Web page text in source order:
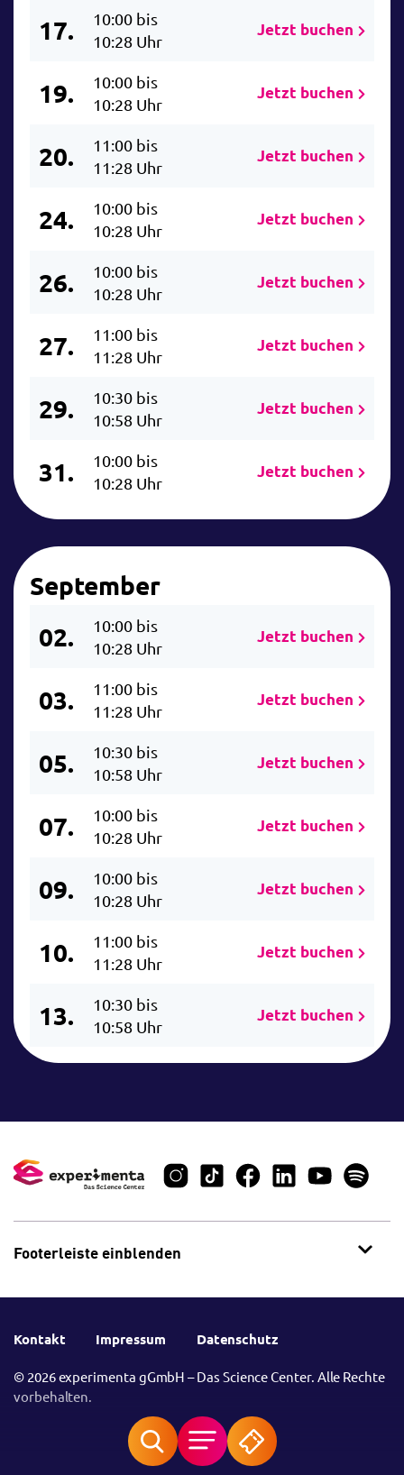
17.
10:00 bis
10:28 Uhr
Jetzt buchen
19.
10:00 bis
10:28 Uhr
Jetzt buchen
20.
11:00 bis
11:28 Uhr
Jetzt buchen
24.
10:00 bis
10:28 Uhr
Jetzt buchen
26.
10:00 bis
10:28 Uhr
Jetzt buchen
27.
11:00 bis
11:28 Uhr
Jetzt buchen
29.
10:30 bis
10:58 Uhr
Jetzt buchen
31.
10:00 bis
10:28 Uhr
Jetzt buchen
September
02.
10:00 bis
10:28 Uhr
Jetzt buchen
03.
11:00 bis
11:28 Uhr
Jetzt buchen
05.
10:30 bis
10:58 Uhr
Jetzt buchen
07.
10:00 bis
10:28 Uhr
Jetzt buchen
09.
10:00 bis
10:28 Uhr
Jetzt buchen
10.
11:00 bis
11:28 Uhr
Jetzt buchen
13.
10:30 bis
10:58 Uhr
Jetzt buchen
Footerleiste einblenden
Kontakt Impressum Datenschutz
© 2026 experimenta gGmbH – Das Science Center. Alle Rechte
vorbehalten.